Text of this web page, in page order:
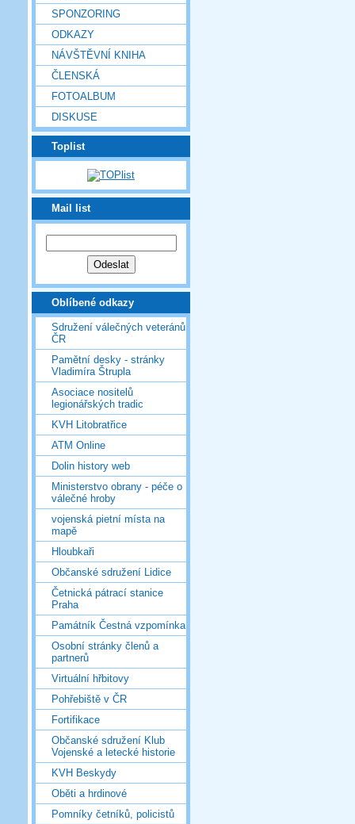
SPONZORING
ODKAZY
NÁVŠTĚVNÍ KNIHA
ČLENSKÁ
FOTOALBUM
DISKUSE
Toplist
Mail list
Oblíbené odkazy
Sdružení válečných veteránů
ČR
Pamětní desky - stránky
Vladimíra Štrupla
Asociace nositelů
legionářských tradic
KVH Litobratřice
ATM Online
Dolin history web
Ministerstvo obrany - péče o
válečné hroby
vojenská pietní místa na
mapě
Hloubkaři
Občanské sdružení Lidice
Četnická pátrací stanice
Praha
Památník Čestná vzpomínka
Osobní stránky členů a
partnerů
Virtuální hřbitovy
Pohřebiště v ČR
Fortifikace
Občanské sdružení Klub
Vojenské a letecké historie
KVH Beskydy
Oběti a hrdinové
Pomníky četníků, policistů